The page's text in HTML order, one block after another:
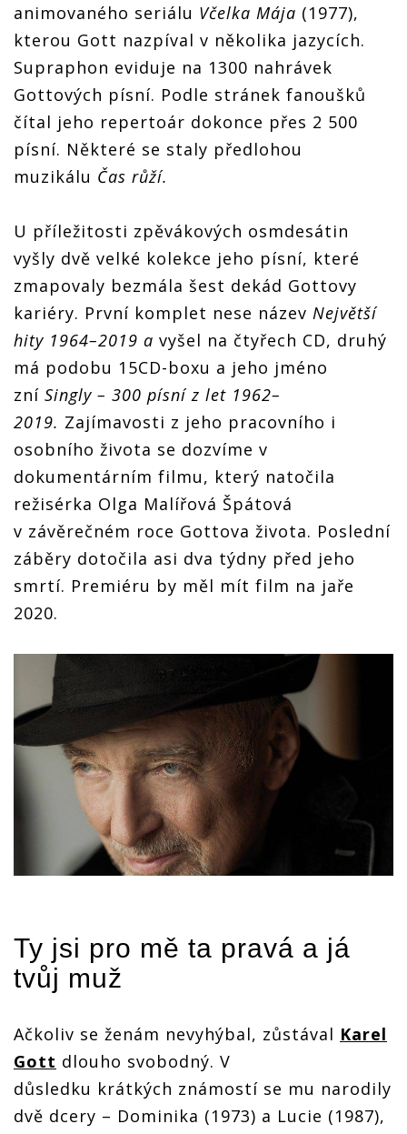
animovaného seriálu Včelka Mája (1977),
kterou Gott nazpíval v několika jazycích.
Supraphon eviduje na 1300 nahrávek
Gottových písní. Podle stránek fanoušků
čítal jeho repertoár dokonce přes 2 500
písní. Některé se staly předlohou
muzikálu Čas růží.
U příležitosti zpěvákových osmdesátin
vyšly dvě velké kolekce jeho písní, které
zmapovaly bezmála šest dekád Gottovy
kariéry. První komplet nese název Největší
hity 1964–2019 a vyšel na čtyřech CD, druhý
má podobu 15CD-boxu a jeho jméno
zní Singly – 300 písní z let 1962–
2019. Zajímavosti z jeho pracovního i
osobního života se dozvíme v
dokumentárním filmu, který natočila
režisérka Olga Malířová Špátová
v závěrečném roce Gottova života. Poslední
záběry dotočila asi dva týdny před jeho
smrtí. Premiéru by měl mít film na jaře
2020.
Ty jsi pro mě ta pravá a já
tvůj muž
Ačkoliv se ženám nevyhýbal, zůstával Karel
Gott dlouho svobodný. V
důsledku krátkých známostí se mu narodily
dvě dcery – Dominika (1973) a Lucie (1987),